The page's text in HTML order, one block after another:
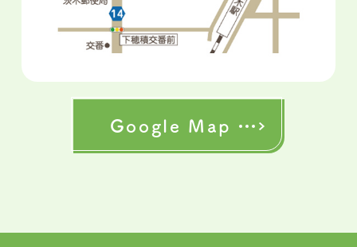
Google Map